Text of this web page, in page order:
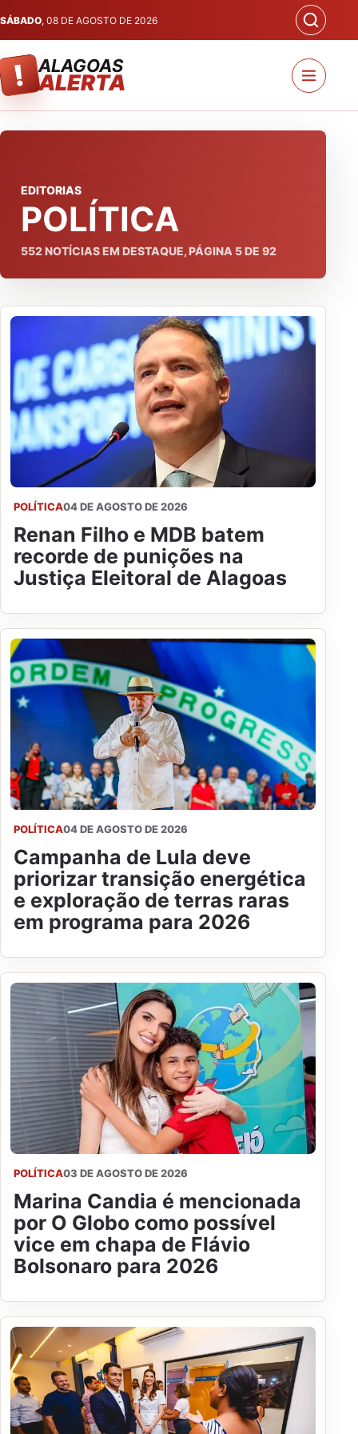
SÁBADO, 08 DE AGOSTO DE 2026
! ALAGOAS
ALERTA
EDITORIAS
POLÍTICA
552NOTÍCIAS EM DESTAQUE, PÁGINA 5DE 92
POLÍTICA04 DE AGOSTO DE 2026
Renan Filho e MDB batem
recorde de punições na
Justiça Eleitoral de Alagoas
POLÍTICA04 DE AGOSTO DE 2026
Campanha de Lula deve
priorizar transição energética
e exploração de terras raras
em programa para 2026
POLÍTICA03 DE AGOSTO DE 2026
Marina Candia é mencionada
por O Globo como possível
vice em chapa de Flávio
Bolsonaro para 2026